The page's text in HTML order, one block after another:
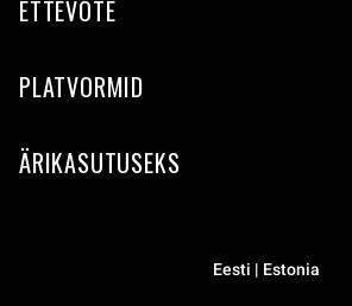
ETTEVÕTE
PLATVORMID
ÄRIKASUTUSEKS
Eesti | Estonia